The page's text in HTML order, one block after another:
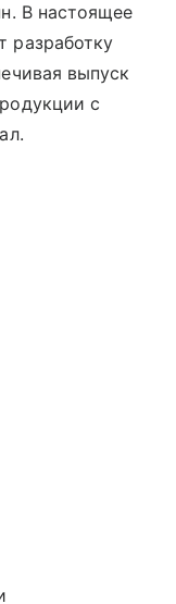
В настоящее
разработку
выпуск
с